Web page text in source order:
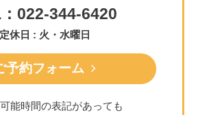
022-344-6420
定休日 : 火・水曜日
予約フォーム
能時間の表記があっても